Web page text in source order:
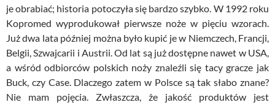
je obrabiać; historia potoczyła się bardzo szybko. W 1992 roku
Kopromed wyprodukował pierwsze noże w pięciu wzorach.
Już dwa lata później można było kupić je w Niemczech, Francji,
Belgii, Szwajcarii i Austrii. Od lat są już dostępne nawet w USA,
a wśród odbiorców polskich noży znaleźli się tacy gracze jak
Buck, czy Case. Dlaczego zatem w Polsce są tak słabo znane?
Nie mam pojęcia. Zwłaszcza, że jakość produktów jest